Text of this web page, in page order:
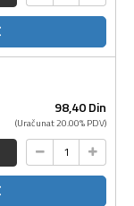
98,40Din
(Uračunat 20.00% PDV)